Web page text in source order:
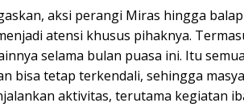
aksi perangi Miras hingga
atensi khusus pihaknya.
selama bulan puasa ini. Itu
bisa tetap terkendali, sehingga
aktivitas, terutama kegiatan